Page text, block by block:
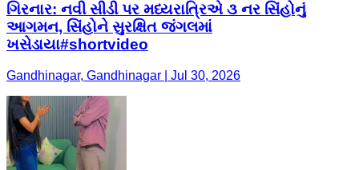
ગિરનાર: નવી સીડી પર મધ્યરાત્રિએ ૩ નર સિંહોનું
આગમન, સિંહોને સુરક્ષિત જંગલમાં
ખસેડાયા#shortvideo
Gandhinagar, Gandhinagar | Jul 30, 2026